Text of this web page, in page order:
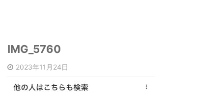
IMG_5760
2023年11月24日